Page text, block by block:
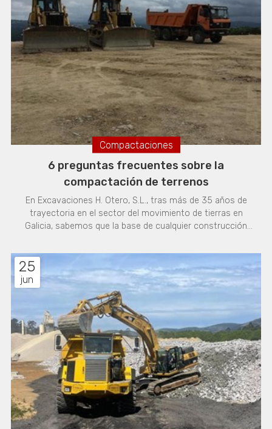
movimientos de tierra, hemos identificado los fallos más
comunes que disparan los presupuestos. ¡Te los
contamos! 1. No dimensionar correctamente el trabajo
Alquilar
6 preguntas frecuentes sobre la
compactación de terrenos
Compactaciones
En Excavaciones H. Otero, S.L., tras más de 35 años de
trayectoria en el sector del movimiento de tierras en
Galicia, sabemos que la base de cualquier construcción
no es solo un paso más; es la garantía de que una
estructura se mantendrá firme con el paso del tiempo.
Para ayudarte a entender mejor este proceso crucial,
hemos recopilado las 6 preguntas más frecuentes que
recibimos en nuestras sedes de Santiago de Compostela
y Mazaricos. 1. ¿Qué es exactamente la compactación y
por qué es necesaria? La compactación es un proceso
mecánico
25
jun